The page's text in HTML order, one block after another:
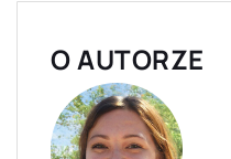
O AUTORZE